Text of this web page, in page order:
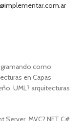
como
en Capas
UML? arquitecturas
Server, MVC? NET C#,